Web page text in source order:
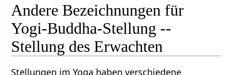
Andere Bezeichnungen für
Yogi-Buddha-Stellung --
Stellung des Erwachten
Stellungen im Yoga haben verschiedene